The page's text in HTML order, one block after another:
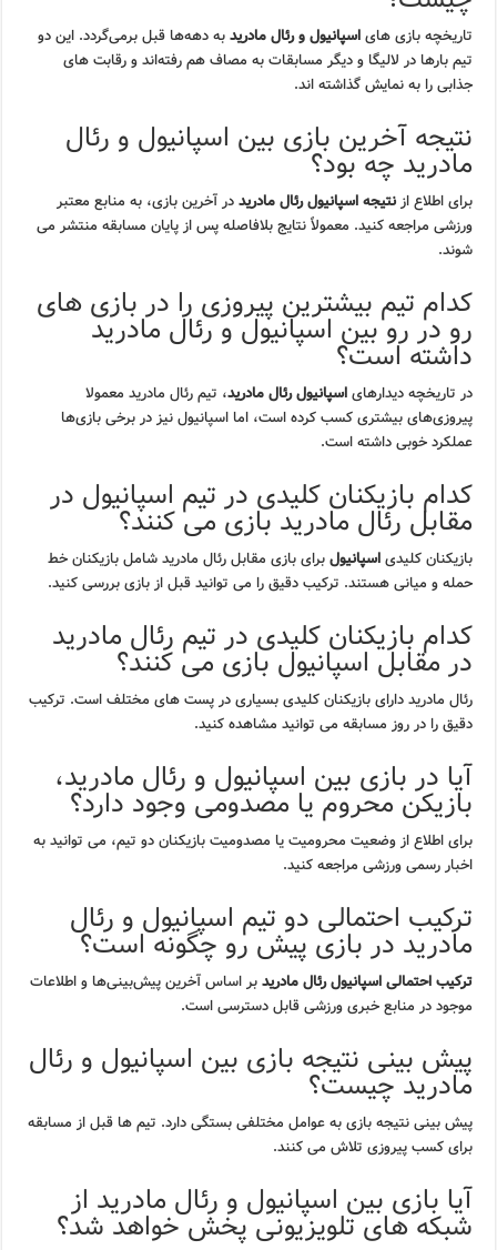
تاریخچه بازی هایاسپانیول و رئال مادریدبه دهه‌ها قبل برمی‌گردد. این دو
تیم بارها در لالیگا و دیگر مسابقات به مصاف هم رفته‌اند و رقابت های
جذابی را به نمایش گذاشته اند.
نتیجه آخرین بازی بین اسپانیول و رئال
مادرید چه بود؟
برای اطلاع ازنتیجه اسپانیول رئال مادریددر آخرین بازی، به منابع معتبر
ورزشی مراجعه کنید. معمولاً نتایج بلافاصله پس از پایان مسابقه منتشر می
شوند.
کدام تیم بیشترین پیروزی را در بازی های
رو در رو بین اسپانیول و رئال مادرید
داشته است؟
در تاریخچه دیدارهایاسپانیول رئال مادرید، تیم رئال مادرید معمولا
پیروزی‌های بیشتری کسب کرده است، اما اسپانیول نیز در برخی بازی‌ها
عملکرد خوبی داشته است.
کدام بازیکنان کلیدی در تیم اسپانیول در
مقابل رئال مادرید بازی می کنند؟
بازیکنان کلیدیاسپانیولبرای بازی مقابل رئال مادرید شامل بازیکنان خط
حمله و میانی هستند. ترکیب دقیق را می توانید قبل از بازی بررسی کنید.
کدام بازیکنان کلیدی در تیم رئال مادرید
در مقابل اسپانیول بازی می کنند؟
رئال مادرید دارای بازیکنان کلیدی بسیاری در پست های مختلف است. ترکیب
دقیق را در روز مسابقه می توانید مشاهده کنید.
آیا در بازی بین اسپانیول و رئال مادرید،
بازیکن محروم یا مصدومی وجود دارد؟
برای اطلاع از وضعیت محرومیت یا مصدومیت بازیکنان دو تیم، می توانید به
اخبار رسمی ورزشی مراجعه کنید.
ترکیب احتمالی دو تیم اسپانیول و رئال
مادرید در بازی پیش رو چگونه است؟
ترکیب احتمالی اسپانیول رئال مادریدبر اساس آخرین پیش‌بینی‌ها و اطلاعات
موجود در منابع خبری ورزشی قابل دسترسی است.
پیش بینی نتیجه بازی بین اسپانیول و رئال
مادرید چیست؟
پیش بینی نتیجه بازی به عوامل مختلفی بستگی دارد. تیم ها قبل از مسابقه
برای کسب پیروزی تلاش می کنند.
آیا بازی بین اسپانیول و رئال مادرید از
شبکه های تلویزیونی پخش خواهد شد؟